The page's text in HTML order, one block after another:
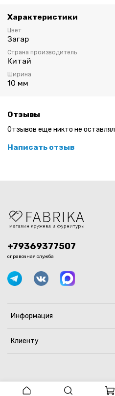
Характеристики
Цвет
Загар
Страна производитель
Китай
Ширина
10 мм
Отзывы
Отзывов еще никто не оставлял
Написать отзыв
Информация
Клиенту
+79369377507
справочная служба